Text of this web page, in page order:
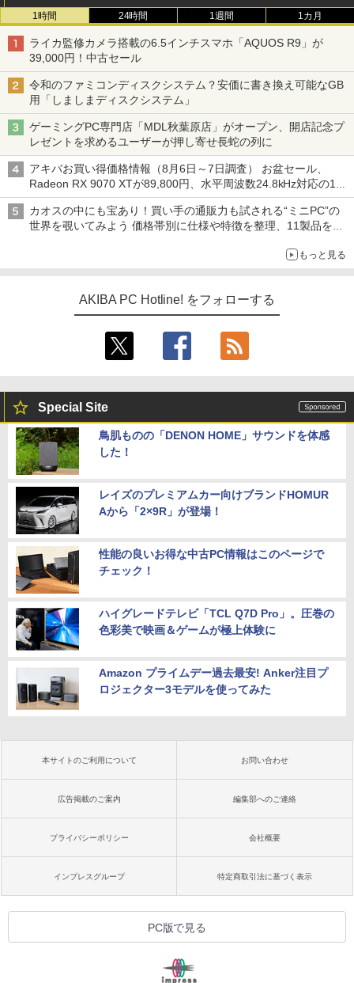
1時間 24時間 1週間 1カ月
ライカ監修カメラ搭載の6.5インチスマホ「AQUOS R9」が
39,000円！中古セール
令和のファミコンディスクシステム？安価に書き換え可能なGB
用「しましまディスクシステム」
ゲーミングPC専門店「MDL秋葉原店」がオープン、開店記念プ
レゼントを求めるユーザーが押し寄せ長蛇の列に
アキバお買い得価格情報（8月6日～7日調査） お盆セール、
Radeon RX 9070 XTが89,800円、水平周波数24.8kHz対応の17
型モニターが9,801円、暑さ指数連動セール ほか
カオスの中にも宝あり！買い手の通販力も試される“ミニPC”の
世界を覗いてみよう 価格帯別に仕様や特徴を整理、11製品をピ
もっと見る
AKIBA PC Hotline! をフォローする
Special Site
鳥肌ものの「DENON HOME」サウンドを体感
した！
レイズのプレミアムカー向けブランドHOMUR
Aから「2×9R」が登場！
性能の良いお得な中古PC情報はこのページで
チェック！
ハイグレードテレビ「TCL Q7D Pro」。圧巻の
色彩美で映画＆ゲームが極上体験に
Amazon プライムデー過去最安! Anker注目プ
ロジェクター3モデルを使ってみた
本サイトのご利用について お問い合わせ
広告掲載のご案内 編集部へのご連絡
プライバシーポリシー 会社概要
インプレスグループ 特定商取引法に基づく表示
PC版で見る